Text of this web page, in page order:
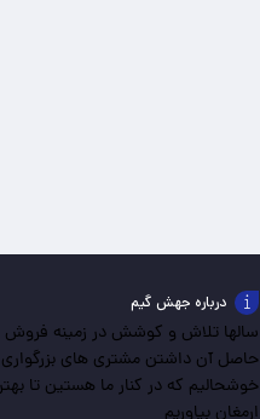
درباره جهش گیم
سالها تلاش و کوشش در زمینه فروش
حاصل آن داشتن مشتری های
خوشحالیم که در کنار ما هستین تا
ارمغان بیاوریم